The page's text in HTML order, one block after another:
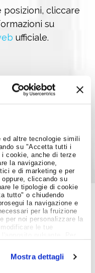
altre tecnologie simili
su "Accetta tutti i
cookie, anche di terze
la navigazione,
e di marketing e per
cliccando su
le tipologie di cookie
tutto" o chiudendo
la navigazione e
per la fruizione
per noi personalizzare la
le tue
Mostra dettagli
cliccare
su
ufficiale.